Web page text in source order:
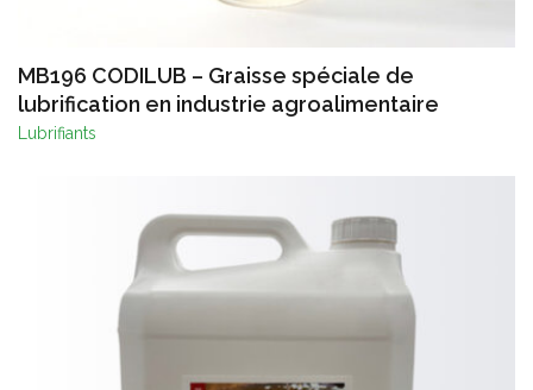
MB196 CODILUB – Graisse spéciale de
lubrification en industrie agroalimentaire
Lubrifiants